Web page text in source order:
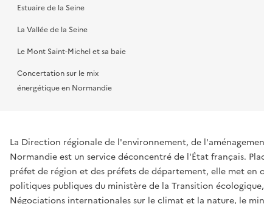
Estuaire de la Seine
La Vallée de la Seine
Le Mont Saint-Michel et sa baie
Concertation sur le mix
énergétique en Normandie
La Direction régionale de l'environnement, de
Normandie est un service déconcentré de l'État français.
préfet de région et des préfets de département, elle met
politiques publiques du ministère de la Transition
Négociations internationales sur le climat et la nature, le